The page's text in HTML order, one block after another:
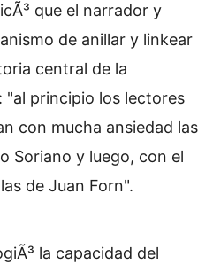
que el narrador y
de anillar y linkear
central de la
"al principio los lectores
con mucha ansiedad las
Soriano y luego, con el
de Juan Forn".
la capacidad del